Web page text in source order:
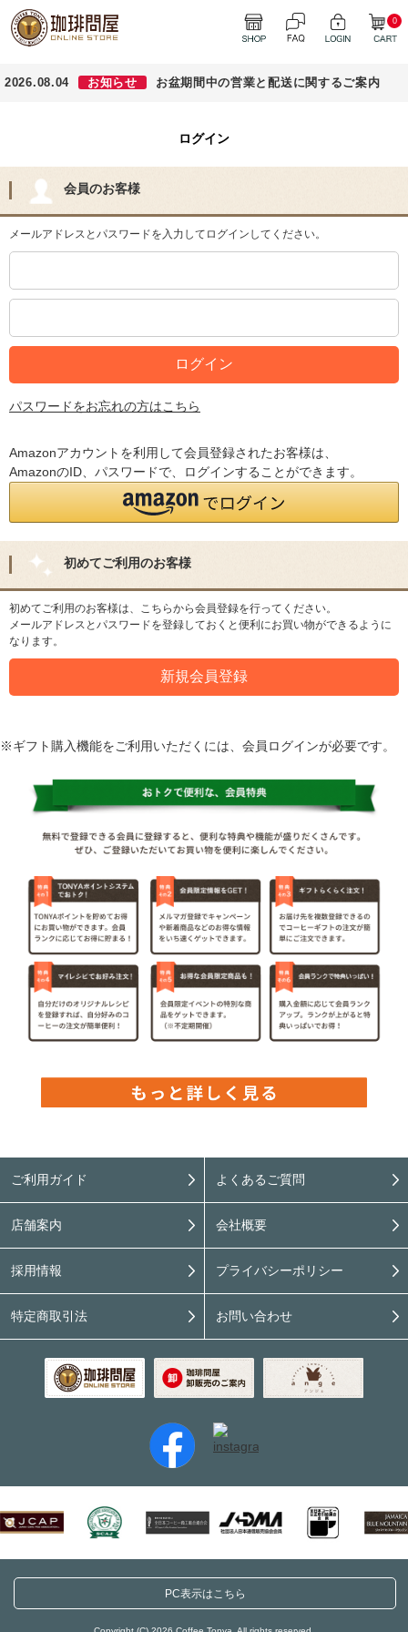
0
2026.08.04 お知らせ お盆期間中の営業と配送に関するご案内
ログイン
会員のお客様
メールアドレスとパスワードを入力してログインしてください。
パスワードをお忘れの方はこちら
Amazonアカウントを利用して会員登録されたお客様は、
AmazonのID、パスワードで、ログインすることができます。
初めてご利用のお客様
初めてご利用のお客様は、こちらから会員登録を行ってください。
メールアドレスとパスワードを登録しておくと便利にお買い物ができるように
なります。
※ギフト購入機能をご利用いただくには、会員ログインが必要です。
ご利用ガイド よくあるご質問
店舗案内 会社概要
採用情報 プライバシーポリシー
特定商取引法 お問い合わせ
PC表示はこちら